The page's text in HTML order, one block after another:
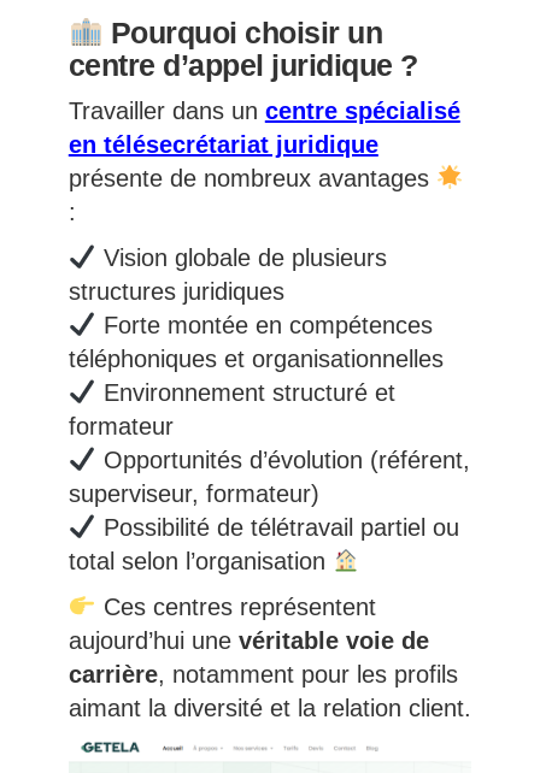
Pourquoi choisir un
centre d’appel juridique ?
Travailler dans un centre spécialisé
en télésecrétariat juridique
présente de nombreux avantages
:
Vision globale de plusieurs
structures juridiques
Forte montée en compétences
téléphoniques et organisationnelles
Environnement structuré et
formateur
Opportunités d’évolution (référent,
superviseur, formateur)
Possibilité de télétravail partiel ou
total selon l’organisation
Ces centres représentent
aujourd’hui une véritable voie de
carrière, notamment pour les profils
aimant la diversité et la relation client.